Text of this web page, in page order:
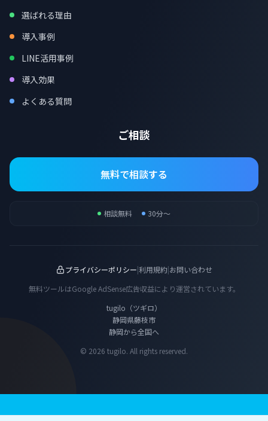
選ばれる理由
導入事例
LINE活用事例
導入効果
よくある質問
ご相談
無料で相談する
相談無料 30分〜
プライバシーポリシー|利用規約|お問い合わせ
無料ツールはGoogle AdSense広告収益により運営されています。
tugilo（ツギロ）
静岡県藤枝市
静岡から全国へ
© 2026 tugilo. All rights reserved.